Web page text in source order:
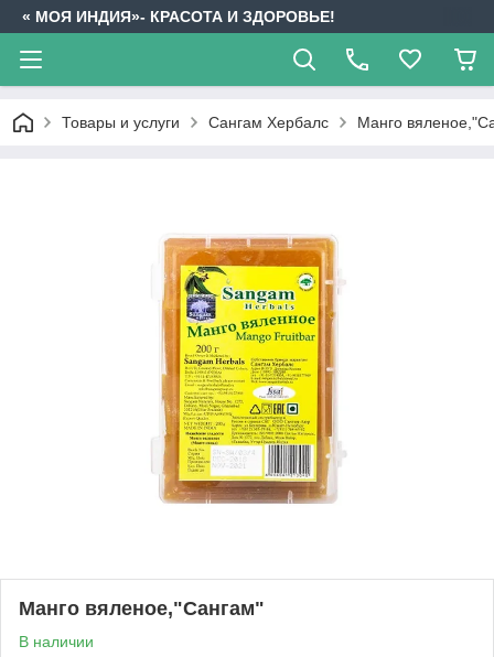
« МОЯ ИНДИЯ»- КРАСОТА И ЗДОРОВЬЕ!
Товары и услуги Сангам Хербалс Манго
Манго вяленое,"Сангам"
В наличии